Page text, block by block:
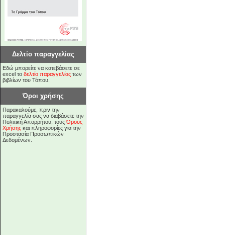
Δελτίο παραγγελίας
Εδώ μπορείτε να κατεβάσετε σε
excel το δελτίο παραγγελίας των
βιβλίων του Τόπου.
Όροι χρήσης
Παρακαλούμε, πριν την
παραγγελία σας να διαβάσετε την
Πολιτική Απορρήτου, τουςΌρους
Χρήσης και πληροφορίες για την
Προστασία Προσωπικών
Δεδομένων.